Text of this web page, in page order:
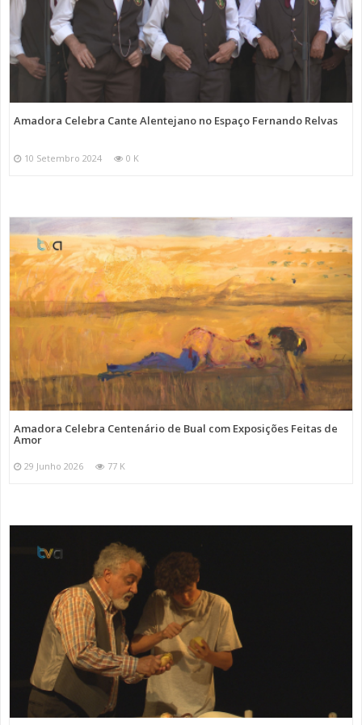
Amadora Celebra Cante Alentejano no Espaço Fernando Relvas
10 Setembro 2024 0 K
Amadora Celebra Centenário de Bual com Exposições Feitas de
Amor
29 Junho 2026 77 K